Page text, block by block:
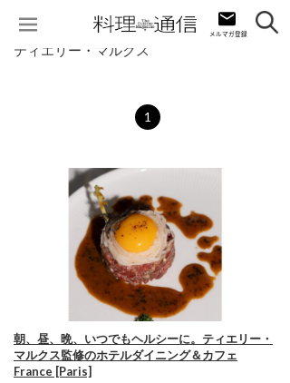
ティエリー・マルクス
1
朝、昼、晩、いつでもヘルシーに。ティエリー・
マルクス監修のホテルダイニング＆カフェ
France [Paris]